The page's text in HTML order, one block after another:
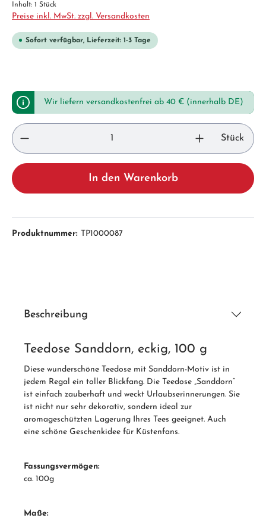
Inhalt: 1 Stück
Preise inkl. MwSt. zzgl. Versandkosten
Sofort verfügbar, Lieferzeit: 1-3 Tage
Wir liefern versandkostenfrei ab 40 € (innerhalb DE)
Stück
In den Warenkorb
Produktnummer: TP1000087
Beschreibung
Teedose Sanddorn, eckig, 100 g
Diese wunderschöne Teedose mit Sanddorn-Motiv ist in
jedem Regal ein toller Blickfang. Die Teedose „Sanddorn“
ist einfach zauberhaft und weckt Urlaubserinnerungen. Sie
ist nicht nur sehr dekorativ, sondern ideal zur
aromageschützten Lagerung Ihres Tees geeignet. Auch
eine schöne Geschenkidee für Küstenfans.
Fassungsvermögen:
ca. 100g
Maße: